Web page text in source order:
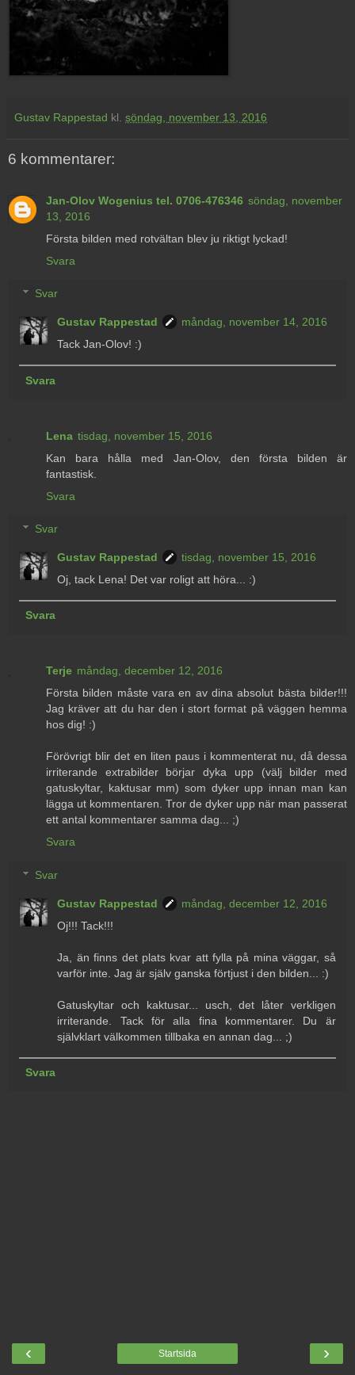
Gustav Rappestad kl. söndag, november 13, 2016
6 kommentarer:
Jan-Olov Wogenius tel. 0706-476346 söndag, november
13, 2016
Första bilden med rotvältan blev ju riktigt lyckad!
Svara
Svar
Gustav Rappestad
måndag, november 14, 2016
Tack Jan-Olov! :)
Svara
Lena tisdag, november 15, 2016
Kan bara hålla med Jan-Olov, den första bilden är
fantastisk.
Svara
Svar
Gustav Rappestad
tisdag, november 15, 2016
Oj, tack Lena! Det var roligt att höra... :)
Svara
Terje måndag, december 12, 2016
Första bilden måste vara en av dina absolut bästa bilder!!!
Jag kräver att du har den i stort format på väggen hemma
hos dig! :)
Förövrigt blir det en liten paus i kommenterat nu, då dessa
irriterande extrabilder börjar dyka upp (välj bilder med
gatuskyltar, kaktusar mm) som dyker upp innan man kan
lägga ut kommentaren. Tror de dyker upp när man passerat
ett antal kommentarer samma dag... ;)
Svara
Svar
Gustav Rappestad
måndag, december 12, 2016
Oj!!! Tack!!!
Ja, än finns det plats kvar att fylla på mina väggar, så
varför inte. Jag är själv ganska förtjust i den bilden... :)
Gatuskyltar och kaktusar... usch, det låter verkligen
irriterande. Tack för alla fina kommentarer. Du är
självklart välkommen tillbaka en annan dag... ;)
Svara
‹ ›
Startsida